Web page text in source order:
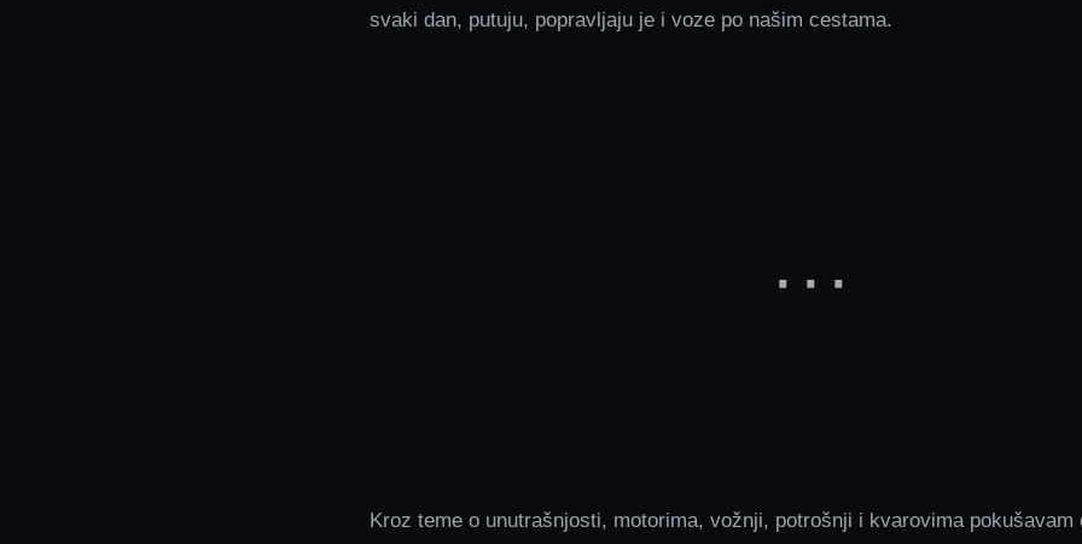
svaki dan, putuju, popravljaju je i voze po našim cestama.
Kroz teme o unutrašnjosti, motorima, vožnji, potrošnji i kvarovima